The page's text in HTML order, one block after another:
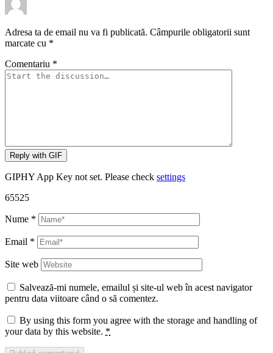
Adresa ta de email nu va fi publicată. Câmpurile obligatorii sunt
marcate cu *
Comentariu *
Reply with GIF
GIPHY App Key not set. Please check settings
65525
Nume *
Email *
Site web
Salvează-mi numele, emailul și site-ul web în acest navigator
pentru data viitoare când o să comentez.
By using this form you agree with the storage and handling of
your data by this website. *